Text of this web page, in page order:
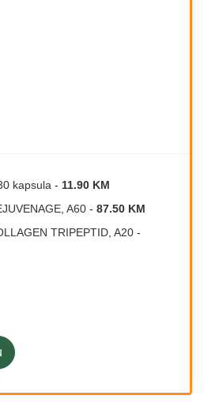
kapsula - 11.90 KM
A60 - 87.50 KM
TRIPEPTID, A20 -